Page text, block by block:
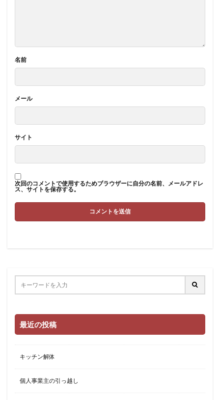
名前
メール
サイト
次回のコメントで使用するためブラウザーに自分の名前、メールアドレ
ス、サイトを保存する。
最近の投稿
キッチン解体
個人事業主の引っ越し